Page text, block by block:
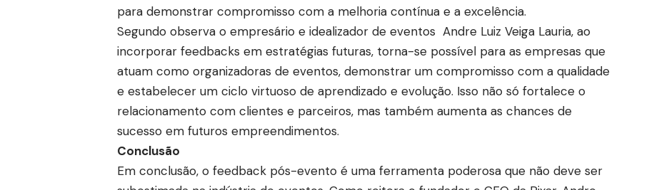
para demonstrar compromisso com a melhoria contínua e a excelência.
Segundo observa o empresário e idealizador de eventos Andre Luiz Veiga Lauria, ao
incorporar feedbacks em estratégias futuras, torna-se possível para as empresas que
atuam como organizadoras de eventos, demonstrar um compromisso com a qualidade
e estabelecer um ciclo virtuoso de aprendizado e evolução. Isso não só fortalece o
relacionamento com clientes e parceiros, mas também aumenta as chances de
sucesso em futuros empreendimentos.
Conclusão
Em conclusão, o feedback pós-evento é uma ferramenta poderosa que não deve ser